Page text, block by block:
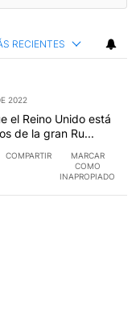
RECIENTES
2022
el Reino Unido está
de la gran Ru...
COMPARTIR
MARCAR
COMO
INAPROPIADO